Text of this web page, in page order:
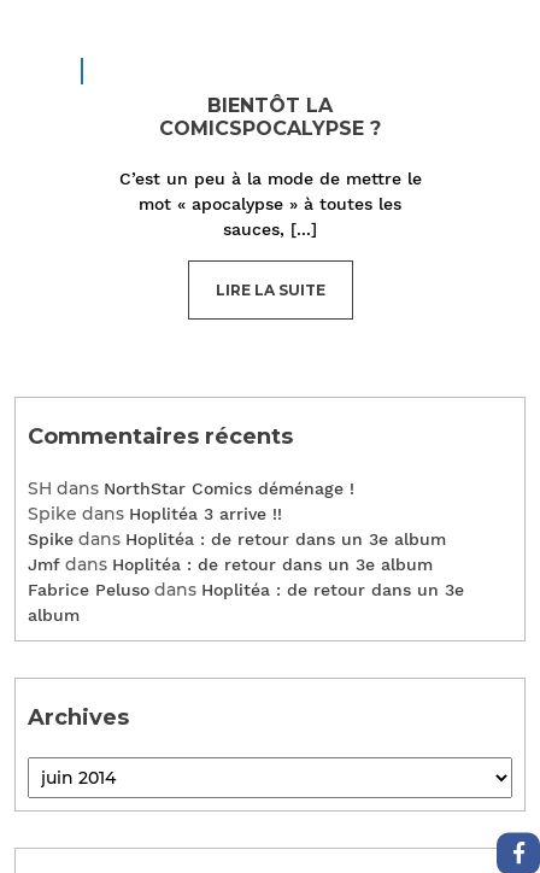
BIENTÔT LA
COMICSPOCALYPSE ?
C’est un peu à la mode de mettre le
mot « apocalypse » à toutes les
sauces, [...]
LIRE LA SUITE
Commentaires récents
SH dans NorthStar Comics déménage !
Spike dans Hoplitéa 3 arrive !!
Spike dans Hoplitéa : de retour dans un 3e album
Jmf dans Hoplitéa : de retour dans un 3e album
Fabrice Peluso dans Hoplitéa : de retour dans un 3e
album
Archives